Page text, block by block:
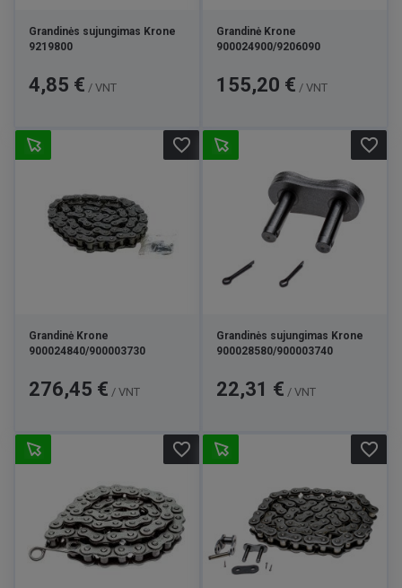
Grandinės sujungimas Krone
9219800
Kaina
4,85 € / VNT
Grandinė Krone
900024900/9206090
Kaina
155,20 € / VNT
Grandinė Krone
900024840/900003730
Kaina
276,45 € / VNT
favorite_border
Grandinės sujungimas Krone
900028580/900003740
Kaina
22,31 € / VNT
favorite_border
favorite_border favorite_border